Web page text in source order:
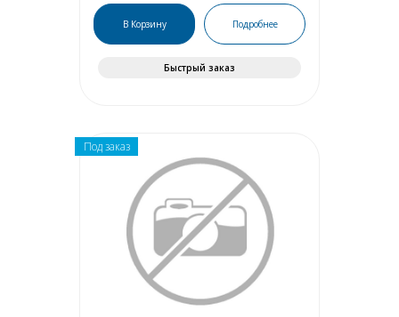
В Корзину Подробнее
Быстрый заказ
Под заказ